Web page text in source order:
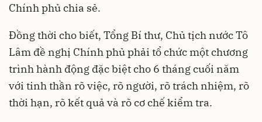
Chính phủ chia sẻ.
Đồng thời cho biết, Tổng Bí thư, Chủ tịch nước Tô
Lâm đề nghị Chính phủ phải tổ chức một chương
trình hành động đặc biệt cho 6 tháng cuối năm
với tinh thần rõ việc, rõ người, rõ trách nhiệm, rõ
thời hạn, rõ kết quả và rõ cơ chế kiểm tra.